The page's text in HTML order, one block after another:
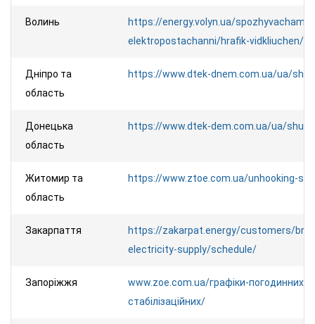
Волинь
https://energy.volyn.ua/spozhyvacham/
elektropostachanni/hrafik-vidkliuchen/
Дніпро та
область
https://www.dtek-dnem.com.ua/ua/
Донецька
область
https://www.dtek-dem.com.ua/ua/
Житомир та
область
https://www.ztoe.com.ua/unhooking-
Закарпаття
https://zakarpat.energy/customers/
electricity-supply/schedule/
Запоріжжя
www.zoe.com.ua/графіки-погодинних-
стабілізаційних/